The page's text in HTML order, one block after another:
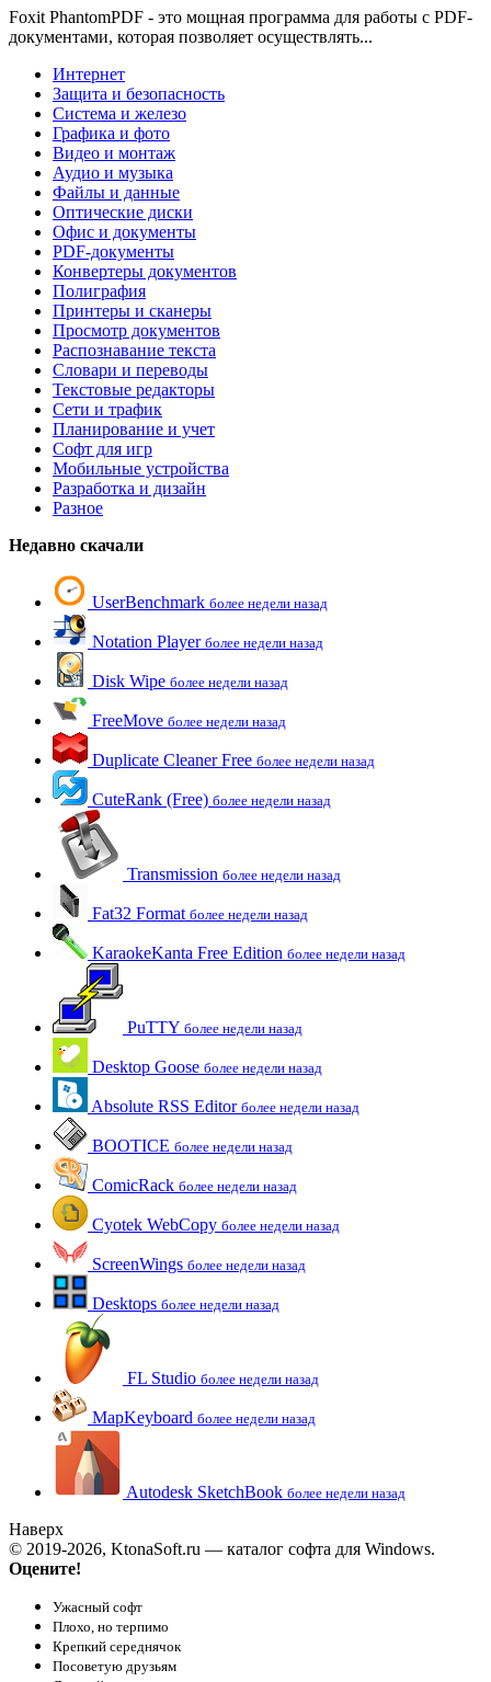
Foxit PhantomPDF - это мощная программа для работы с PDF-
документами, которая позволяет осуществлять...
Интернет
Защита и безопасность
Система и железо
Графика и фото
Видео и монтаж
Аудио и музыка
Файлы и данные
Оптические диски
Офис и документы
PDF-документы
Конвертеры документов
Полиграфия
Принтеры и сканеры
Просмотр документов
Распознавание текста
Словари и переводы
Текстовые редакторы
Сети и трафик
Планирование и учет
Софт для игр
Мобильные устройства
Разработка и дизайн
Разное
Недавно скачали
UserBenchmark более недели назад
Notation Player более недели назад
Disk Wipe более недели назад
FreeMove более недели назад
Duplicate Cleaner Free более недели назад
CuteRank (Free) более недели назад
Transmission более недели назад
Fat32 Format более недели назад
KaraokeKanta Free Edition более недели назад
PuTTY более недели назад
Desktop Goose более недели назад
Absolute RSS Editor более недели назад
BOOTICE более недели назад
ComicRack более недели назад
Cyotek WebCopy более недели назад
ScreenWings более недели назад
Desktops более недели назад
FL Studio более недели назад
MapKeyboard более недели назад
Autodesk SketchBook более недели назад
Наверх
© 2019-2026, KtonaSoft.ru — каталог софта для Windows.
Оцените!
Ужасный софт
Плохо, но терпимо
Крепкий середнячок
Посоветую друзьям